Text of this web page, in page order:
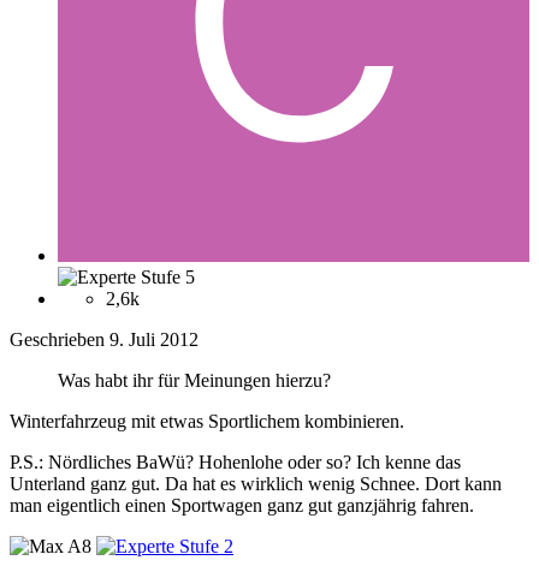
2,6k
Geschrieben 9. Juli 2012
Was habt ihr für Meinungen hierzu?
Winterfahrzeug mit etwas Sportlichem kombinieren.
P.S.: Nördliches BaWü? Hohenlohe oder so? Ich kenne das
Unterland ganz gut. Da hat es wirklich wenig Schnee. Dort kann
man eigentlich einen Sportwagen ganz gut ganzjährig fahren.